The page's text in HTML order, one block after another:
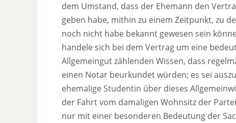
dem Umstand, dass der Ehemann den
geben habe, mithin zu einem Zeitpunkt, zu
noch nicht habe bekannt gewesen sein
handele sich bei dem Vertrag um eine
Allgemeingut zählenden Wissen, dass
einen Notar beurkundet würden; es sei
ehemalige Studentin über dieses
der Fahrt vom damaligen Wohnsitz der
nur mit einer besonderen Bedeutung der